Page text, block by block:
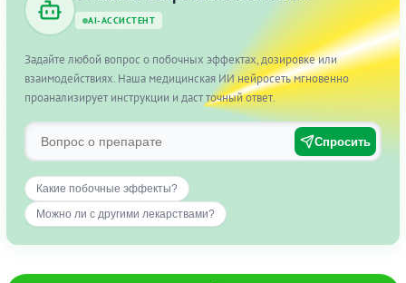
AI-АССИСТЕНТ
Задайте любой вопрос о побочных эффектах, дозировке или
взаимодействиях. Наша медицинская ИИ нейросеть мгновенно
проанализирует инструкции и даст точный ответ.
Спросить
Какие побочные эффекты?
Можно ли с другими лекарствами?